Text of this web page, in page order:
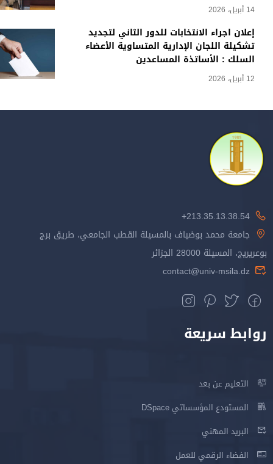
14 أبريل، 2026
إعلان اجراء الانتخابات للدور الثاني لتجديد
تشكيلة اللجان الإدارية المتساوية الأعضاء
السلك : الأساتذة المساعدين
12 أبريل، 2026
213.35.13.38.54+
جامعة محمد بوضياف بالمسيلة القطب الجامعي، طريق برج
بوعريريج، المسيلة 28000 الجزائر
contact@univ-msila.dz
روابط سريعة
التعليم عن بعد
المستودع المؤسساتي DSpace
البريد المهني
الفضاء الرقمي للعمل